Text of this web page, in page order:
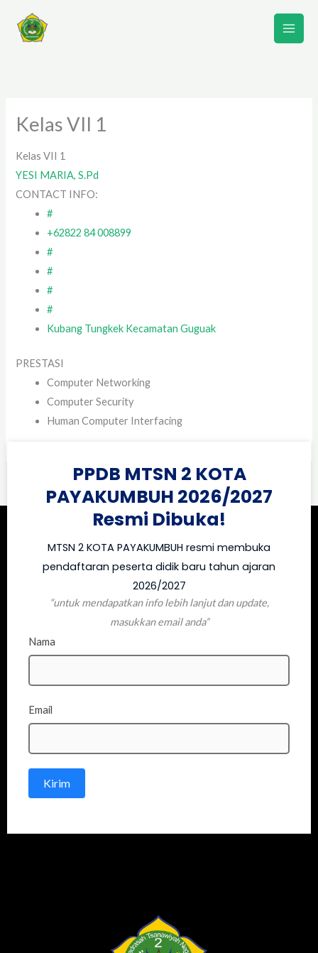
Kelas VII 1
Kelas VII 1
YESI MARIA, S.Pd
CONTACT INFO:
#
+62822 84 008899
#
#
#
#
Kubang Tungkek Kecamatan Guguak
PRESTASI
Computer Networking
Computer Security
Human Computer Interfacing
PPDB MTSN 2 KOTA
PAYAKUMBUH 2026/2027
Resmi Dibuka!
MTSN 2 KOTA PAYAKUMBUH resmi membuka
pendaftaran peserta didik baru tahun ajaran
2026/2027
“untuk mendapatkan info lebih lanjut dan update,
masukkan email anda”
Nama
Email
Kirim